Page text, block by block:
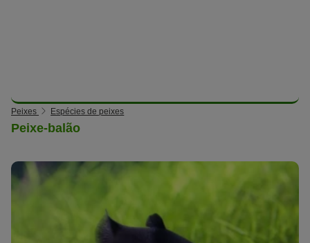
Peixes Espécies de peixes
Peixe-balão